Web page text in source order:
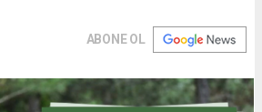
ABONE OL